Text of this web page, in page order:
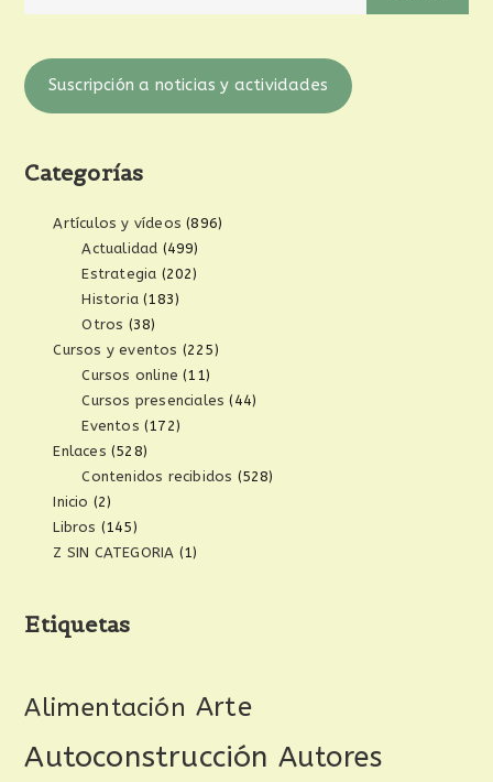
Suscripción a noticias y actividades
Categorías
Artículos y vídeos (896)
Actualidad (499)
Estrategia (202)
Historia (183)
Otros (38)
Cursos y eventos (225)
Cursos online (11)
Cursos presenciales (44)
Eventos (172)
Enlaces (528)
Contenidos recibidos (528)
Inicio (2)
Libros (145)
Z SIN CATEGORIA (1)
Etiquetas
Alimentación Arte
Autoconstrucción Autores